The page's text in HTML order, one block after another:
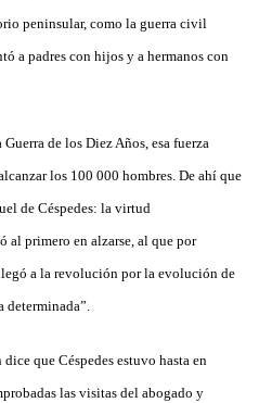
peninsular, como la guerra civil
a padres con hijos y a hermanos con
de los Diez Años, esa fuerza
los 100 000 hombres. De ahí que
de Céspedes: la virtud
primero en alzarse, al que por
a la revolución por la evolución de
que Céspedes estuvo hasta en
las visitas del abogado y